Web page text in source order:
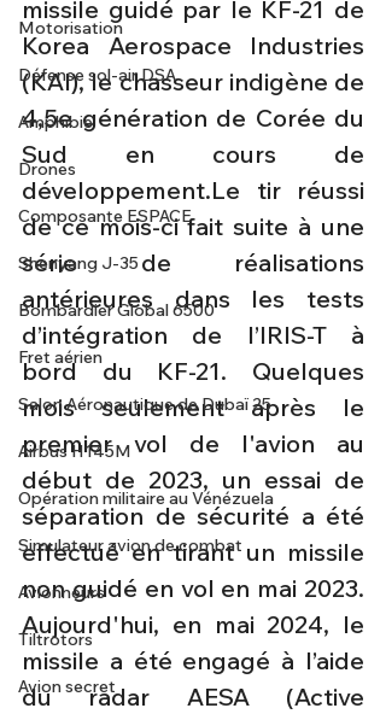
Motorisation
Défense sol-air DSA
Amphibie
Drones
Composante ESPACE
Shenyang J-35
Bombardier Global 6500
Fret aérien
Salon Aéronautique de Dubaï 25
Airbus H145M
Opération militaire au Vénézuela
Simulateur avion de combat
Avionneurs
Tiltrotors
Avion secret
missile guidé par le KF-21 de
Korea Aerospace Industries
(KAI), le chasseur indigène de
4,5e génération de Corée du
Sud en cours de
développement.Le tir réussi
de ce mois-ci fait suite à une
série de réalisations
antérieures dans les tests
d’intégration de l’IRIS-T à
bord du KF-21. Quelques
mois seulement après le
premier vol de l'avion au
début de 2023, un essai de
séparation de sécurité a été
effectué en tirant un missile
non guidé en vol en mai 2023.
Aujourd'hui, en mai 2024, le
missile a été engagé à l’aide
du radar AESA (Active